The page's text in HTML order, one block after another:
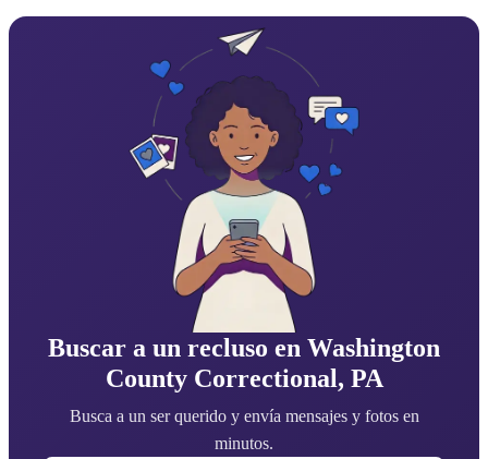
Buscar a un recluso en Washington
County Correctional, PA
Busca a un ser querido y envía mensajes y fotos en
minutos.